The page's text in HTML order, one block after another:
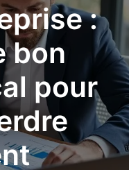
:
bon
pour